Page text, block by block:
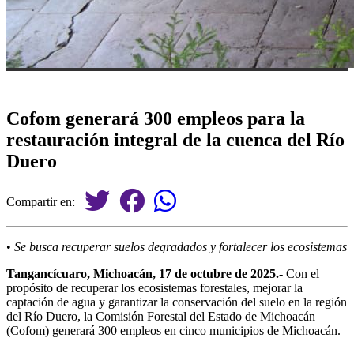
Cofom generará 300 empleos para la
restauración integral de la cuenca del Río
Duero
Compartir en:
• Se busca recuperar suelos degradados y fortalecer los ecosistemas
Tangancícuaro, Michoacán, 17 de octubre de 2025.- Con el
propósito de recuperar los ecosistemas forestales, mejorar la
captación de agua y garantizar la conservación del suelo en la región
del Río Duero, la Comisión Forestal del Estado de Michoacán
(Cofom) generará 300 empleos en cinco municipios de Michoacán.